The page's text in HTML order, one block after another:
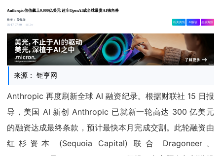
Anthropic估值飙上9,000亿美元 超车OpenAI成全球最贵AI独角兽
作者：爱集微
05-17 07:40
12w
相关舆情 AI解读 生成海报
来源： 钜亨网
Anthropic 再度刷新全球 AI 融资纪录。根据财联社 15 日报
导，美国 AI 新创 Anthropic 已就新一轮高达 300 亿美元
的融资达成最终条款，预计最快本月完成交割。此轮融资由
红杉资本 (Sequoia Capital) 联合 Dragoneer、